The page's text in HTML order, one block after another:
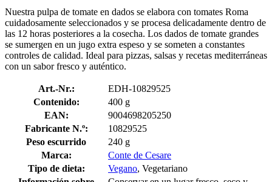
Nuestra pulpa de tomate en dados se elabora con tomates Roma
cuidadosamente seleccionados y se procesa delicadamente dentro de
las 12 horas posteriores a la cosecha. Los dados de tomate grandes
se sumergen en un jugo extra espeso y se someten a constantes
controles de calidad. Ideal para pizzas, salsas y recetas mediterráneas
con un sabor fresco y auténtico.
Art.-Nr.:
EDH-10829525
Contenido:
400 g
EAN:
9004698205250
Fabricante N.º:
10829525
Peso escurrido
240 g
Marca:
Conte de Cesare
Tipo de dieta:
Vegano, Vegetariano